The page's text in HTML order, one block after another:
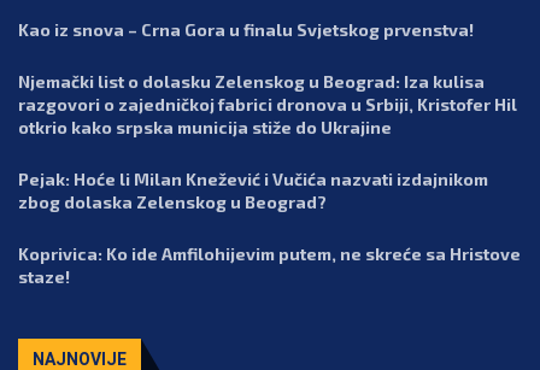
Kao iz snova – Crna Gora u finalu Svjetskog prvenstva!
Njemački list o dolasku Zelenskog u Beograd: Iza kulisa
razgovori o zajedničkoj fabrici dronova u Srbiji, Kristofer Hil
otkrio kako srpska municija stiže do Ukrajine
Pejak: Hoće li Milan Knežević i Vučića nazvati izdajnikom
zbog dolaska Zelenskog u Beograd?
Koprivica: Ko ide Amfilohijevim putem, ne skreće sa Hristove
staze!
NAJNOVIJE